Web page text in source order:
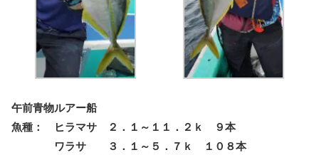
午前青物ルアー船
魚種： ヒラマサ ２．１～１１．２ｋ ９本
ワラサ ３．１～５．７ｋ １０８本